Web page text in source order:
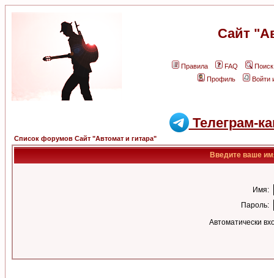
Сайт
Правила FAQ
Поиск
Профиль
Войти
Телеграм-
Список форумов Сайт "Автомат и гитара"
Введите ваше
Имя:
Пароль:
Автоматически